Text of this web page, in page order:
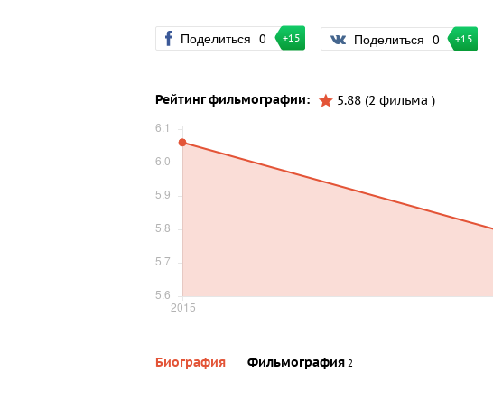
Поделиться 0 +15 Поделиться 0 +15
Рейтинг фильмографии:
5.88 (2 фильма )
Биография Фильмография 2